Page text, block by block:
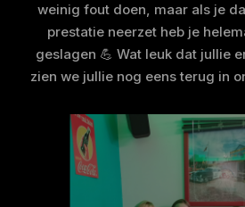
weinig fout doen, maar als je
prestatie neerzet heb je
geslagen 💪 Wat leuk dat jullie
zien we jullie nog eens terug in